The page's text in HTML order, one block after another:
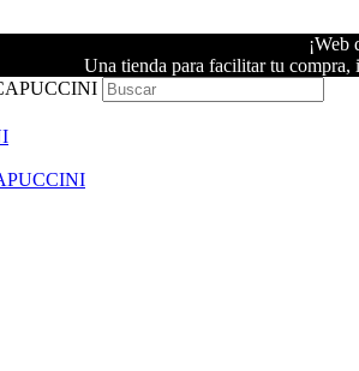
¡Web
Una tienda para facilitar tu compra,